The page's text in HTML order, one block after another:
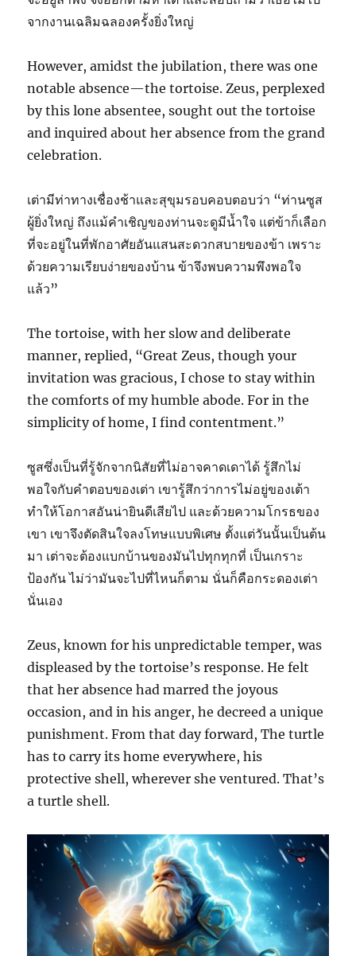
จากงานเฉลิมฉลองครั้งยิ่งใหญ่
However, amidst the jubilation, there was one
notable absence—the tortoise. Zeus, perplexed
by this lone absentee, sought out the tortoise
and inquired about her absence from the grand
celebration.
เต่ามีท่าทางเชื่องช้าและสุขุมรอบคอบตอบว่า “ท่านซูส
ผู้ยิ่งใหญ่ ถึงแม้คำเชิญของท่านจะดูมีน้ำใจ แต่ข้าก็เลือก
ที่จะอยู่ในที่พักอาศัยอันแสนสะดวกสบายของข้า เพราะ
ด้วยความเรียบง่ายของบ้าน ข้าจึงพบความพึงพอใจ
แล้ว”
The tortoise, with her slow and deliberate
manner, replied, “Great Zeus, though your
invitation was gracious, I chose to stay within
the comforts of my humble abode. For in the
simplicity of home, I find contentment.”
ซูสซึ่งเป็นที่รู้จักจากนิสัยที่ไม่อาจคาดเดาได้ รู้สึกไม่
พอใจกับคำตอบของเต่า เขารู้สึกว่าการไม่อยู่ของเต้า
ทำให้โอกาสอันน่ายินดีเสียไป และด้วยความโกรธของ
เขา เขาจึงตัดสินใจลงโทษแบบพิเศษ ตั้งแต่วันนั้นเป็นต้น
มา เต่าจะต้องแบกบ้านของมันไปทุกทุกที่ เป็นเกราะ
ป้องกัน ไม่ว่ามันจะไปที่ไหนก็ตาม นั่นก็คือกระดองเต่า
นั่นเอง
Zeus, known for his unpredictable temper, was
displeased by the tortoise’s response. He felt
that her absence had marred the joyous
occasion, and in his anger, he decreed a unique
punishment. From that day forward, The turtle
has to carry its home everywhere, his
protective shell, wherever she ventured. That’s
a turtle shell.